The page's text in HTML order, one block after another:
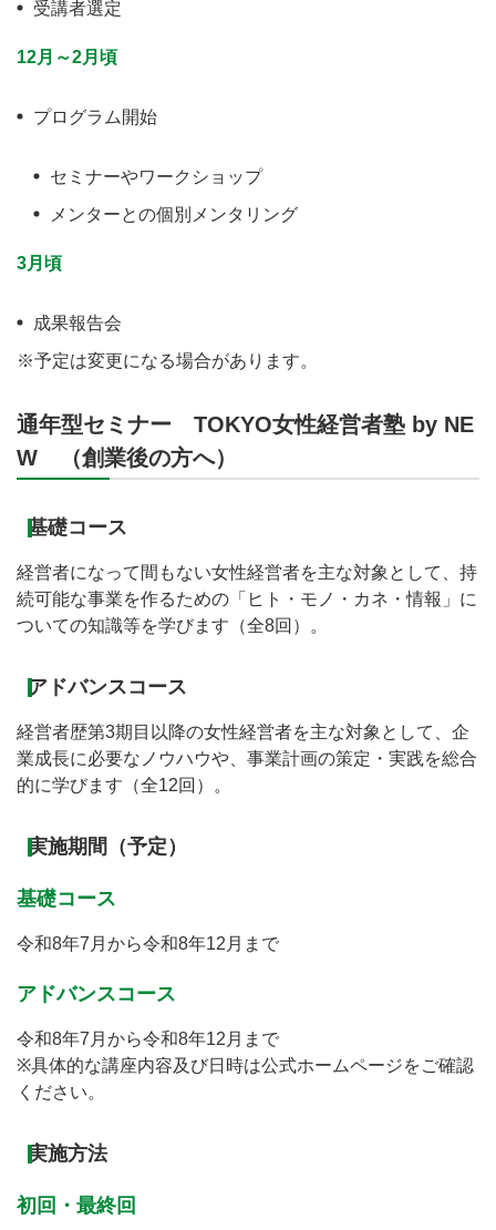
受講者選定
12月～2月頃
プログラム開始
セミナーやワークショップ
メンターとの個別メンタリング
3月頃
成果報告会
※予定は変更になる場合があります。
通年型セミナー TOKYO女性経営者塾 by NE
W （創業後の方へ）
基礎コース
経営者になって間もない女性経営者を主な対象として、持
続可能な事業を作るための「ヒト・モノ・カネ・情報」に
ついての知識等を学びます（全8回）。
アドバンスコース
経営者歴第3期目以降の女性経営者を主な対象として、企
業成長に必要なノウハウや、事業計画の策定・実践を総合
的に学びます（全12回）。
実施期間（予定）
基礎コース
令和8年7月から令和8年12月まで
アドバンスコース
令和8年7月から令和8年12月まで
※具体的な講座内容及び日時は公式ホームページをご確認
ください。
実施方法
初回・最終回